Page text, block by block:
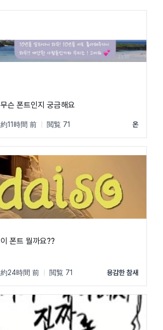
무슨 폰트인지 궁금해요
約11時間 前 閲覧 71 온
이 폰트 뭘까요??
約24時間 前 閲覧 71 용감한 참새